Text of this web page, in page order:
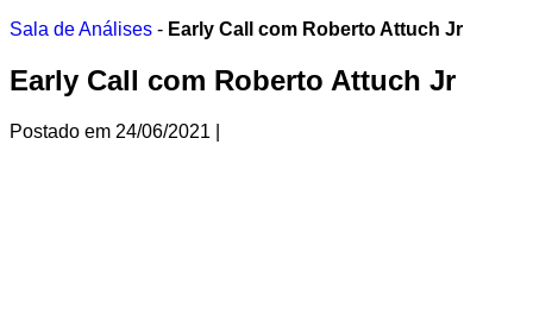
Ir
o
conteúdo
Sala de Análises - Early Call com Roberto Attuch Jr
Early Call com Roberto Attuch Jr
Postado em 24/06/2021